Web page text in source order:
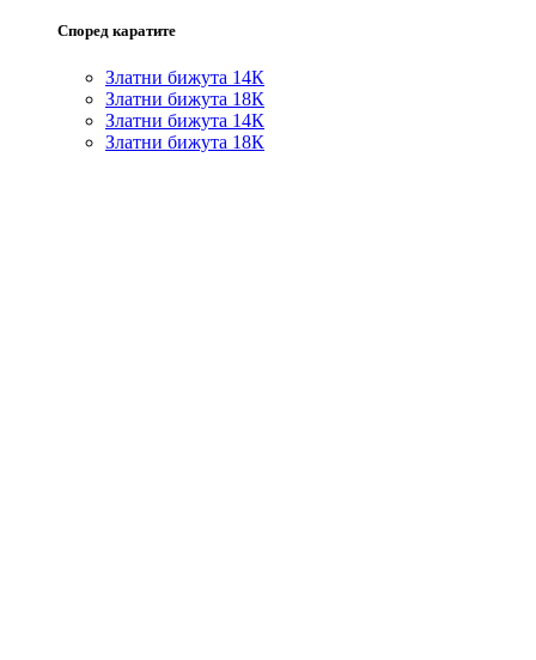
Според каратите
Златни бижута 14К
Златни бижута 18К
Златни бижута 14К
Златни бижута 18К